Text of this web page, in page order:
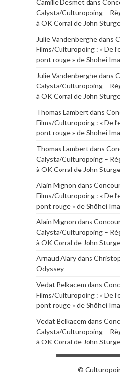
Camille Desmet dans
Calysta/Culturopoing –
à OK Corral de John
Julie Vandenberghedans
Films/Culturopoing : « De
pont rouge » de Shōhei
Julie Vandenberghedans
Calysta/Culturopoing –
à OK Corral de John
Thomas Lambert dans
Films/Culturopoing : « De
pont rouge » de Shōhei
Thomas Lambert dans
Calysta/Culturopoing –
à OK Corral de John
Alain Mignon dans
Films/Culturopoing : « De
pont rouge » de Shōhei
Alain Mignon dans
Calysta/Culturopoing –
à OK Corral de John
Arnaud Alarydans
Odyssey
Vedat Belkacem dans
Films/Culturopoing : « De
pont rouge » de Shōhei
Vedat Belkacem dans
Calysta/Culturopoing –
à OK Corral de John
©